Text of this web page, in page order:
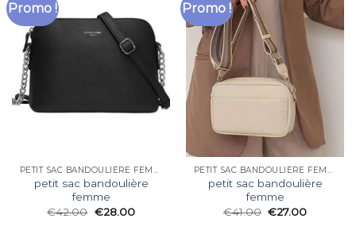
Promo !
PETIT SAC BANDOULIÈRE FEMME
petit sac bandoulière
femme
€42.00 €28.00
Promo !
PETIT SAC BANDOULIÈRE FEMME
petit sac bandoulière
femme
€41.00 €27.00